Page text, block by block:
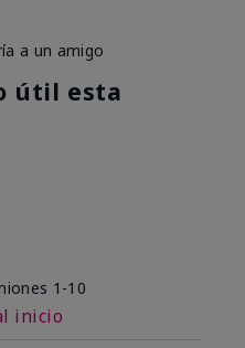
a un amigo
útil esta
1-10
inicio